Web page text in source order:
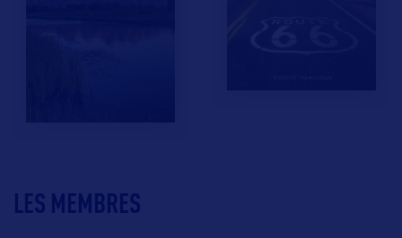
LES MEMBRES